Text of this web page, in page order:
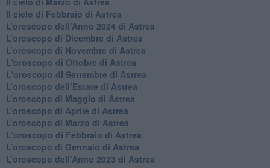
​Il cielo di Febbraio di Astrea
​L’oroscopo dell’Anno 2024 di Astrea
​L’oroscopo di Dicembre di Astrea
​L’oroscopo di Novembre di Astrea
L'oroscopo di Ottobre di Astrea
L'oroscopo di Settembre di Astrea
L’oroscopo dell’Estate di Astrea
​L’oroscopo di Maggio di Astrea
​L’oroscopo di Aprile di Astrea
L’oroscopo di Marzo di Astrea
L'oroscopo di Febbraio di Astrea
​L’oroscopo di Gennaio di Astrea
​L’oroscopo dell’Anno 2023 di Astrea